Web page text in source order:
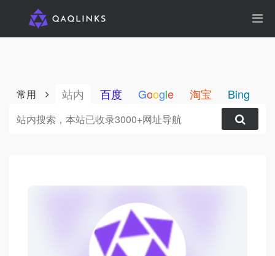
常用 站内 百度 Google 淘宝 Bing